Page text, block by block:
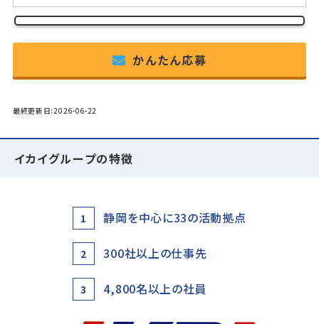
かんたん応募
最終更新日:2026-06-22
イカイグループの特徴
1 静岡を中心に33の活動拠点
2 300社以上の仕事先
3 4,800名以上の社員